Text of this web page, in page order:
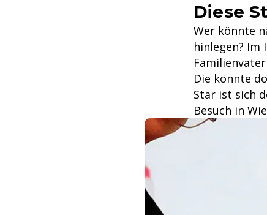
Diese
Wer könnte
hinlegen? Im
Die könnte
Star ist sich
Besuch in